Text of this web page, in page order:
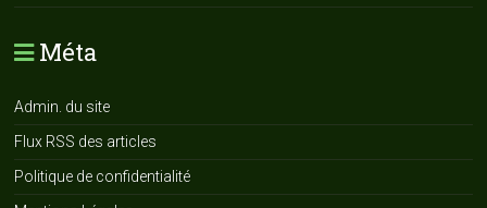
Méta
Admin. du site
Flux RSS des articles
Politique de confidentialité